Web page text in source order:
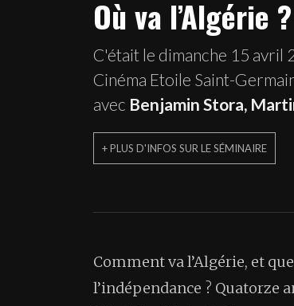
Où va l’Algérie ?
C'était le dimanche 15 avril
Cinéma Etoile Saint-
avec Benjamin Stora,
+ PLUS D'INFOS SUR LE SÉMINAIRE
Comment va l’Algérie, et
l’indépendance ? Quatorze